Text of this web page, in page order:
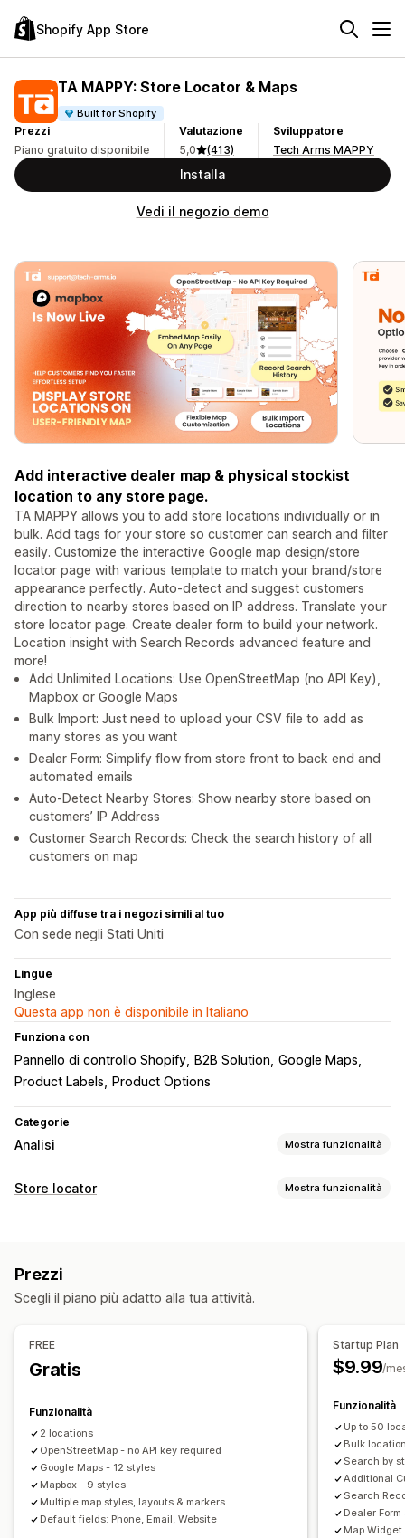
Shopify App Store
TA MAPPY: Store Locator & Maps
Built for Shopify
Prezzi
Piano gratuito disponibile
Valutazione
5,0
(413)
Sviluppatore
Tech Arms MAPPY
Installa
Vedi il negozio demo
Add interactive dealer map & physical stockist
location to any store page.
TA MAPPY allows you to add store locations individually or in
bulk. Add tags for your store so customer can search and filter
easily. Customize the interactive Google map design/store
locator page with various template to match your brand/store
appearance perfectly. Auto-detect and suggest customers
direction to nearby stores based on IP address. Translate your
store locator page. Create dealer form to build your network.
Location insight with Search Records advanced feature and
more!
Add Unlimited Locations: Use OpenStreetMap (no API Key),
Mapbox or Google Maps
Bulk Import: Just need to upload your CSV file to add as
many stores as you want
Dealer Form: Simplify flow from store front to back end and
automated emails
Auto-Detect Nearby Stores: Show nearby store based on
customers’ IP Address
Customer Search Records: Check the search history of all
customers on map
App più diffuse tra i negozi simili al tuo
Con sede negli Stati Uniti
Lingue
Inglese
Questa app non è disponibile in Italiano
Funziona con
Pannello di controllo Shopify B2B Solution Google Maps
Product Labels
Product Options
Categorie
Analisi Mostra funzionalità
Comportamento dei clienti
Marketing e vendite
Analisi del funnel
Mappe di calore
Report multistore
Esportazione di dati
Store locator Mostra funzionalità
Orario di lavoro
Icone personalizzate Immagini
Campi personalizzati
Adattivo per dispositivi mobili
Ricerca per ubicazione
Ricerca per nome del negozio
Aggiunta di tag
Filtro basato sulla distanza Filtri personalizzati
Report sulle ricerche
Analisi
Prezzi
Scegli il piano più adatto alla tua attività.
FREE
Gratis
Funzionalità
2 locations
OpenStreetMap - no API key required
Google Maps - 12 styles
Mapbox - 9 styles
Multiple map styles, layouts & markers.
Default fields: Phone, Email, Website
Startup Plan
$9.99/
Funzionalità
Up to 50
Bulk
Search by
Additional
Search
Dealer
Map Widget